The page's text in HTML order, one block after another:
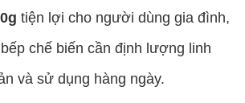
tiện lợi cho người dùng gia đình,
chế biến cần định lượng linh
và sử dụng hàng ngày.